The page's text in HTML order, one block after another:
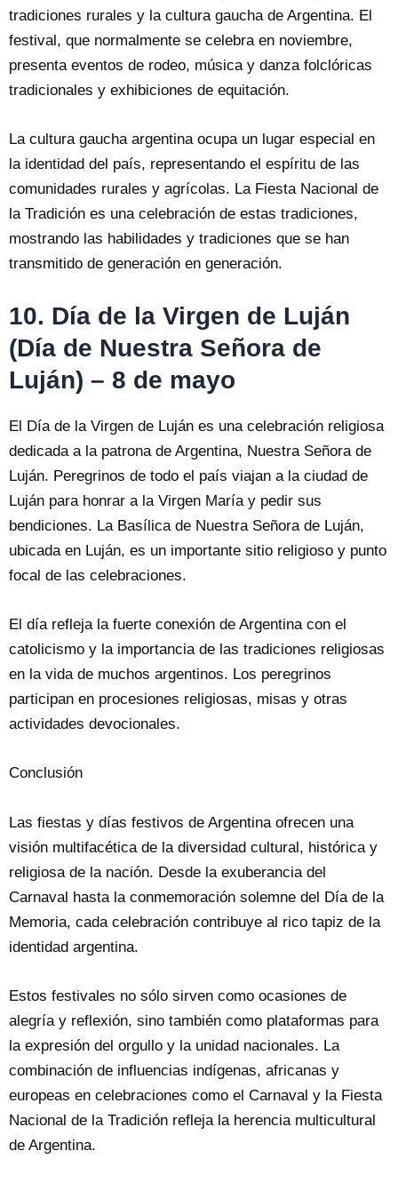
tradiciones rurales y la cultura gaucha de Argentina. El
festival, que normalmente se celebra en noviembre,
presenta eventos de rodeo, música y danza folclóricas
tradicionales y exhibiciones de equitación.
La cultura gaucha argentina ocupa un lugar especial en
la identidad del país, representando el espíritu de las
comunidades rurales y agrícolas. La Fiesta Nacional de
la Tradición es una celebración de estas tradiciones,
mostrando las habilidades y tradiciones que se han
transmitido de generación en generación.
10. Día de la Virgen de Luján
(Día de Nuestra Señora de
Luján) – 8 de mayo
El Día de la Virgen de Luján es una celebración religiosa
dedicada a la patrona de Argentina, Nuestra Señora de
Luján. Peregrinos de todo el país viajan a la ciudad de
Luján para honrar a la Virgen María y pedir sus
bendiciones. La Basílica de Nuestra Señora de Luján,
ubicada en Luján, es un importante sitio religioso y punto
focal de las celebraciones.
El día refleja la fuerte conexión de Argentina con el
catolicismo y la importancia de las tradiciones religiosas
en la vida de muchos argentinos. Los peregrinos
participan en procesiones religiosas, misas y otras
actividades devocionales.
Conclusión
Las fiestas y días festivos de Argentina ofrecen una
visión multifacética de la diversidad cultural, histórica y
religiosa de la nación. Desde la exuberancia del
Carnaval hasta la conmemoración solemne del Día de la
Memoria, cada celebración contribuye al rico tapiz de la
identidad argentina.
Estos festivales no sólo sirven como ocasiones de
alegría y reflexión, sino también como plataformas para
la expresión del orgullo y la unidad nacionales. La
combinación de influencias indígenas, africanas y
europeas en celebraciones como el Carnaval y la Fiesta
Nacional de la Tradición refleja la herencia multicultural
de Argentina.